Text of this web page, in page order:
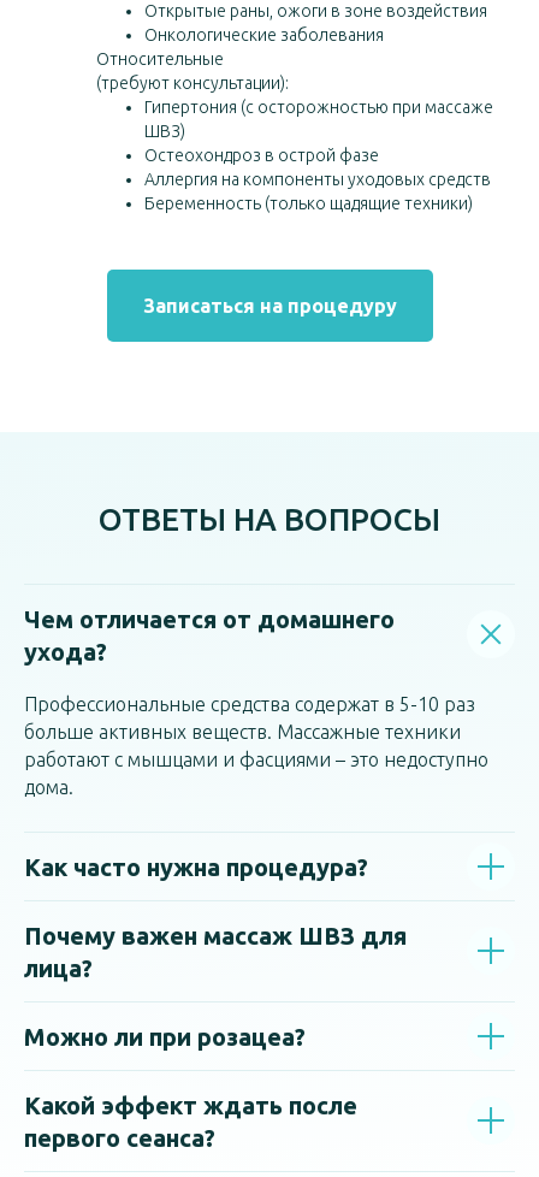
Открытые раны, ожоги в зоне воздействия
Онкологические заболевания
Относительные
(требуют консультации):
Гипертония (с осторожностью при массаже
ШВЗ)
Остеохондроз в острой фазе
Аллергия на компоненты уходовых средств
Беременность (только щадящие техники)
Записаться на процедуру
ОТВЕТЫ НА ВОПРОСЫ
Чем отличается от домашнего
ухода?
Профессиональные средства содержат в 5-10 раз
больше активных веществ. Массажные техники
работают с мышцами и фасциями – это недоступно
дома.
Как часто нужна процедура?
Почему важен массаж ШВЗ для
лица?
Можно ли при розацеа?
Какой эффект ждать после
первого сеанса?